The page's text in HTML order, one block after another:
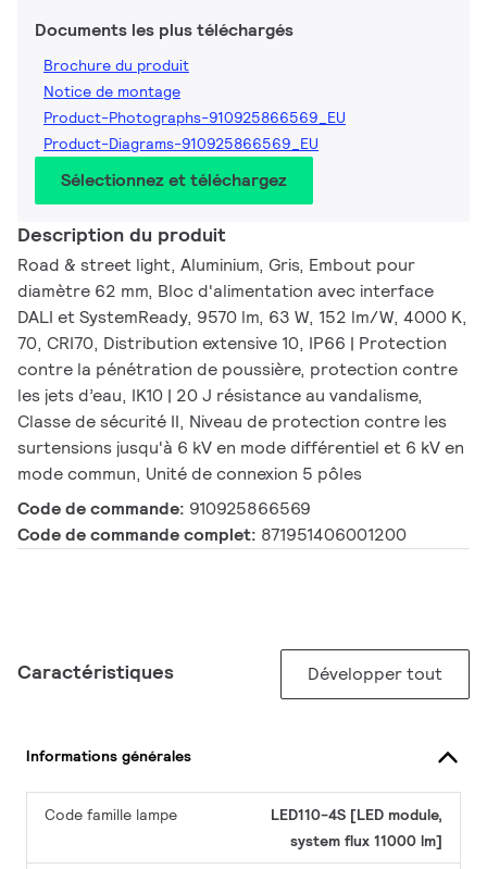
Documents les plus téléchargés
Brochure du produit
Notice de montage
Product-Photographs-910925866569_EU
Product-Diagrams-910925866569_EU
Sélectionnez et téléchargez
Description du produit
Road & street light, Aluminium, Gris, Embout pour
diamètre 62 mm, Bloc d'alimentation avec interface
DALI et SystemReady, 9570 lm, 63 W, 152 lm/W, 4000 K,
70, CRI70, Distribution extensive 10, IP66 | Protection
contre la pénétration de poussière, protection contre
les jets d’eau, IK10 | 20 J résistance au vandalisme,
Classe de sécurité II, Niveau de protection contre les
surtensions jusqu'à 6 kV en mode différentiel et 6 kV en
mode commun, Unité de connexion 5 pôles
Code de commande: 910925866569
Code de commande complet: 871951406001200
Caractéristiques Développer tout
Informations générales
Code famille lampe
LED110-4S [LED module,
system flux 11000 lm]